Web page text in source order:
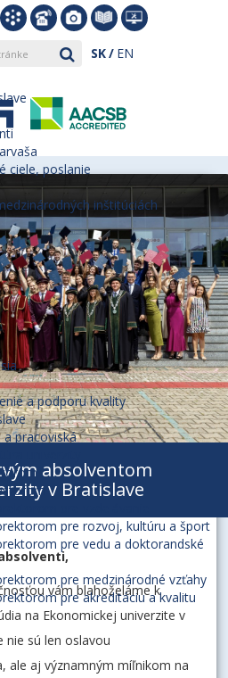
SK EN
ciele, poslanie
inštitúciách
a podporu kvality
pracoviská
pre rozvoj, kultúru a šport
pre vedu a doktorandské
pre medzinárodné vzťahy
pre akreditáciu a kvalitu
absolventom
v Bratislave
vám blahoželáme k
na Ekonomickej univerzite v
nie sú len oslavou
ale aj významným míľnikom na